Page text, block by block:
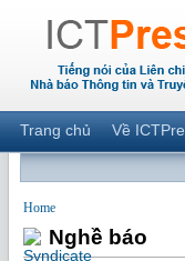
Trang chủ Về
Home
Nghề báo